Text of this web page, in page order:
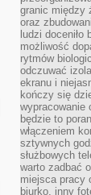
granic między
oraz
ludzi
możliwość
rytmów
odczuwać
ekranu i
kończy się
wypracowanie
będzie to
włączeniem
sztywnych
służbowych
warto zadbać
miejsca pracy
biurko, inny